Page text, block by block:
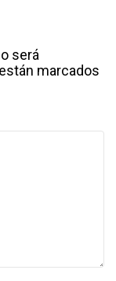
será
marcados